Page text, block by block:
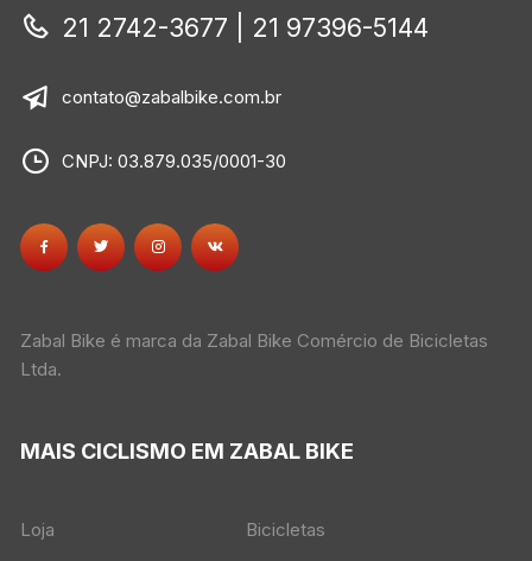
21 2742-3677 | 21 97396-5144
contato@zabalbike.com.br
CNPJ: 03.879.035/0001-30
Zabal Bike é marca da Zabal Bike Comércio de Bicicletas
Ltda.
MAIS CICLISMO EM ZABAL BIKE
Loja Bicicletas